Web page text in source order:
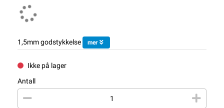
1,5mm godstykkelse mer
Ikke på lager
Antall